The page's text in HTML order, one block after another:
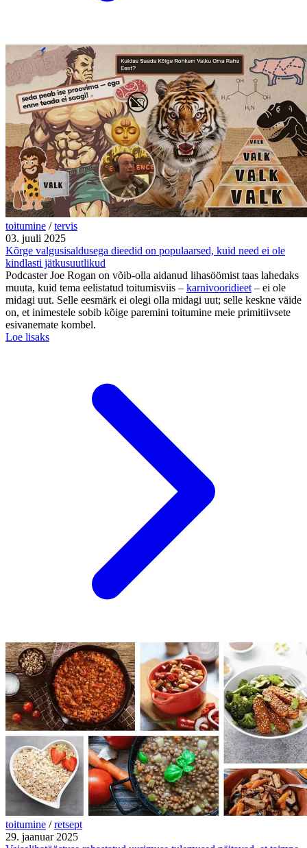
toitumine / tervis
03. juuli 2025
Kõrge valgusisaldusega dieedid on populaarsed, kuid need ei ole
kindlasti jätkusuutlikud
Podcaster Joe Rogan on võib-olla aidanud lihasöömist taas lahedaks
muuta, kuid tema eelistatud toitumisviis – karnivooridieet – ei ole
midagi uut. Selle eesmärk ei olegi olla midagi uut; selle keskne väide
on, et inimestele sobib kõige paremini toitumine meie primitiivsete
esivanemate kombel.
Loe lisaks
toitumine / retsept
29. jaanuar 2025